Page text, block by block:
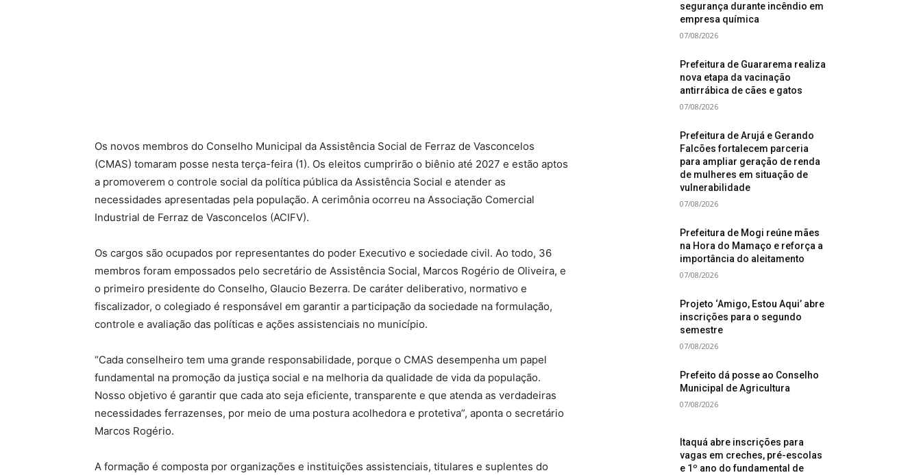
Os novos membros do Conselho Municipal da Assistência Social de Ferraz de Vasconcelos
(CMAS) tomaram posse nesta terça-feira (1). Os eleitos cumprirão o biênio até 2027 e estão aptos
a promoverem o controle social da política pública da Assistência Social e atender as
necessidades apresentadas pela população. A cerimônia ocorreu na Associação Comercial
Industrial de Ferraz de Vasconcelos (ACIFV).
Os cargos são ocupados por representantes do poder Executivo e sociedade civil. Ao todo, 36
membros foram empossados pelo secretário de Assistência Social, Marcos Rogério de Oliveira, e
o primeiro presidente do Conselho, Glaucio Bezerra. De caráter deliberativo, normativo e
fiscalizador, o colegiado é responsável em garantir a participação da sociedade na formulação,
controle e avaliação das políticas e ações assistenciais no município.
“Cada conselheiro tem uma grande responsabilidade, porque o CMAS desempenha um papel
fundamental na promoção da justiça social e na melhoria da qualidade de vida da população.
Nosso objetivo é garantir que cada ato seja eficiente, transparente e que atenda as verdadeiras
necessidades ferrazenses, por meio de uma postura acolhedora e protetiva”, aponta o secretário
Marcos Rogério.
A formação é composta por organizações e instituições assistenciais, titulares e suplentes do
segurança durante incêndio em
empresa química
07/08/2026
Prefeitura de Guararema realiza
nova etapa da vacinação
antirrábica de cães e gatos
07/08/2026
Prefeitura de Arujá e Gerando
Falcões fortalecem parceria
para ampliar geração de renda
de mulheres em situação de
vulnerabilidade
07/08/2026
Prefeitura de Mogi reúne mães
na Hora do Mamaço e reforça a
importância do aleitamento
07/08/2026
Projeto ‘Amigo, Estou Aqui’ abre
inscrições para o segundo
semestre
07/08/2026
Prefeito dá posse ao Conselho
Municipal de Agricultura
07/08/2026
Itaquá abre inscrições para
vagas em creches, pré-escolas
e 1º ano do fundamental de